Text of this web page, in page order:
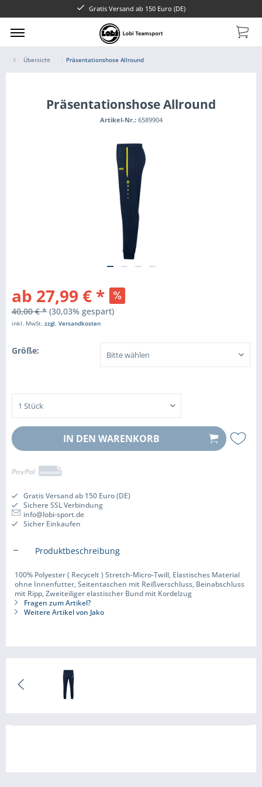
Gratis Versand ab 150 Euro (DE)
Übersicht Präsentationshose Allround
Präsentationshose Allround
Artikel-Nr.: 6589904
ab 27,99 € *
40,00 € * (30,03% gespart)
inkl. MwSt. zzgl. Versandkosten
Größe:
IN DEN WARENKORB
Gratis Versand ab 150 Euro (DE)
Sichere SSL Verbindung
info@lobi-sport.de
Sicher Einkaufen
Produktbeschreibung
100% Polyester ( Recycelt ) Stretch-Micro-Twill, Elastisches Material
ohne Innenfutter, Seitentaschen mit Reißverschluss, Beinabschluss
mit Ripp, Zweiteiliger elastischer Bund mit Kordelzug
Fragen zum Artikel?
Weitere Artikel von Jako